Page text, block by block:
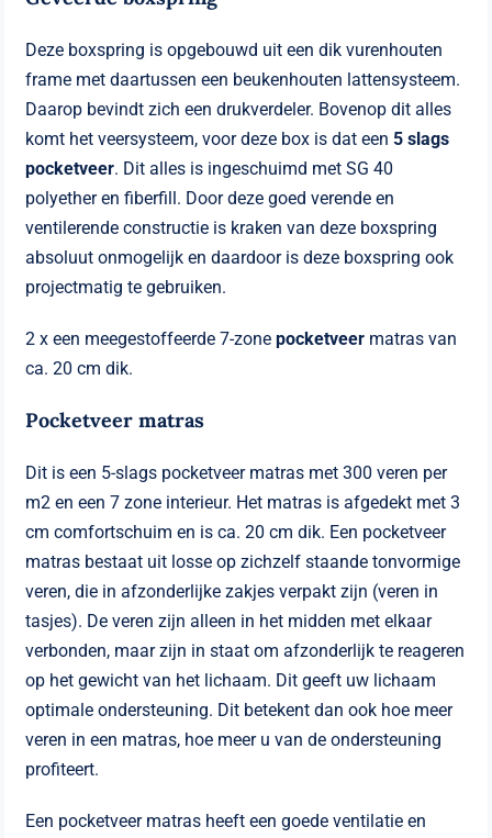
Deze boxspring is opgebouwd uit een dik vurenhouten
frame met daartussen een beukenhouten lattensysteem.
Daarop bevindt zich een drukverdeler. Bovenop dit alles
komt het veersysteem, voor deze box is dat een5 slags
pocketveer. Dit alles is ingeschuimd met SG 40
polyether en fiberfill. Door deze goed verende en
ventilerende constructie is kraken van deze boxspring
absoluut onmogelijk en daardoor is deze boxspring ook
projectmatig te gebruiken.
2 x een meegestoffeerde 7-zonepocketveer matras van
ca. 20 cm dik.
Pocketveer matras
Dit is een 5-slags pocketveer matras met 300 veren per
m2 en een 7 zone interieur. Het matras is afgedekt met 3
cm comfortschuim en is ca. 20 cm dik. Een pocketveer
matras bestaat uit losse op zichzelf staande tonvormige
veren, die in afzonderlijke zakjes verpakt zijn (veren in
tasjes). De veren zijn alleen in het midden met elkaar
verbonden, maar zijn in staat om afzonderlijk te reageren
op het gewicht van het lichaam. Dit geeft uw lichaam
optimale ondersteuning. Dit betekent dan ook hoe meer
veren in een matras, hoe meer u van de ondersteuning
profiteert.
Een pocketveer matras heeft een goede ventilatie en